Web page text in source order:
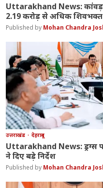
Uttarakhand News: कांवड़
2.19 करोड़ से अधिक
Mohan Chandra
उत्तराखंड देहरादून
Uttarakhand News: ड्रग्स
ने दिए बड़े निर्देश
Mohan Chandra